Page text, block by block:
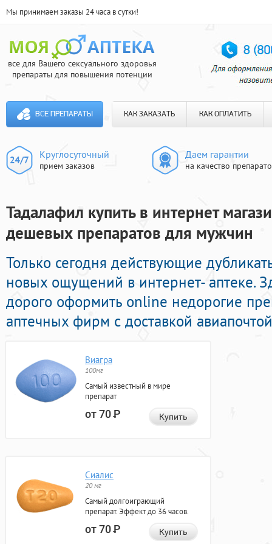
Мы принимаем заказы 24 часа в сутки!
все для Вашего сексуального здоровья
препараты для повышения потенции
ВСЕ ПРЕПАРАТЫ КАК ЗАКАЗАТЬ КАК ОПЛАТИТЬ
Круглосуточный
прием заказов
Даем гарантии
на качество
Тадалафил купить в интернет
дешевых препаратов для мужчин
Только сегодня действующие
новых ощущений в интернет- аптеке.
дорого оформить online недорогие
аптечных фирм с доставкой
Виагра
100мг
Самый известный в мире
препарат
от 70Р Купить
Сиалис
20 мг
Самый долгоиграющий
препарат. Эффект до 36 часов.
от 70Р Купить